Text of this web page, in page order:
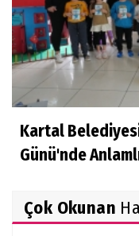
Kartal
Günü'nde
Çok Okunan